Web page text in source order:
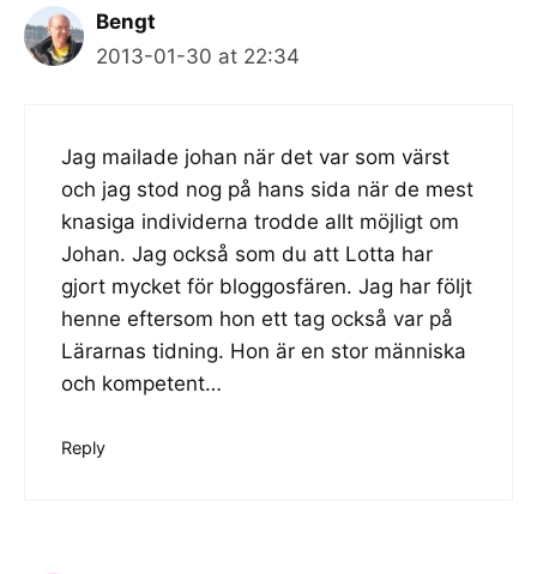
Bengt
2013-01-30 at 22:34
Jag mailade johan när det var som värst
och jag stod nog på hans sida när de mest
knasiga individerna trodde allt möjligt om
Johan. Jag också som du att Lotta har
gjort mycket för bloggosfären. Jag har följt
henne eftersom hon ett tag också var på
Lärarnas tidning. Hon är en stor människa
och kompetent…
Reply